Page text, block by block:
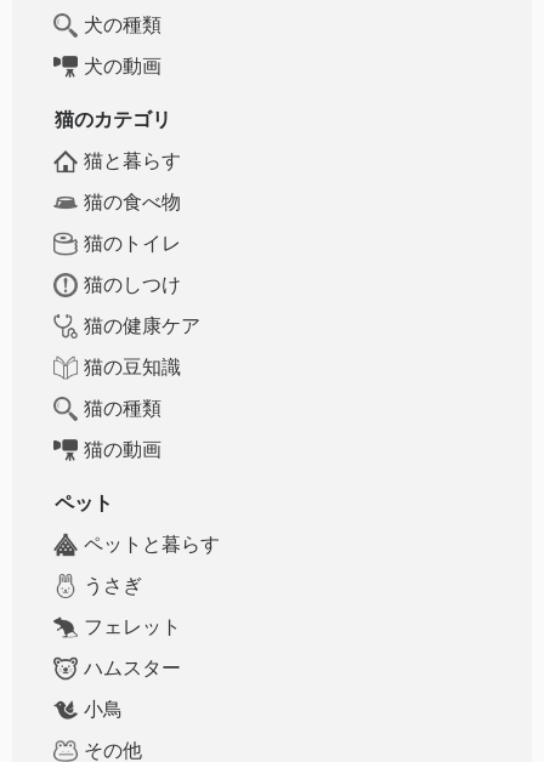
犬の種類
犬の動画
猫のカテゴリ
猫と暮らす
猫の食べ物
猫のトイレ
猫のしつけ
猫の健康ケア
猫の豆知識
猫の種類
猫の動画
ペット
ペットと暮らす
うさぎ
フェレット
ハムスター
小鳥
その他